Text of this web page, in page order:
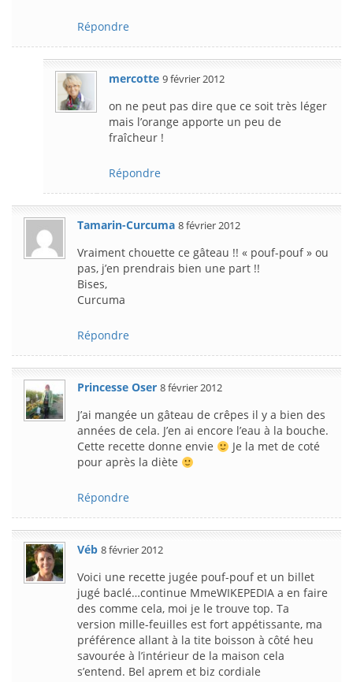
Répondre
mercotte 9 février 2012
on ne peut pas dire que ce soit très léger
mais l’orange apporte un peu de
fraîcheur !
Répondre
Tamarin-Curcuma 8 février 2012
Vraiment chouette ce gâteau !! « pouf-pouf » ou
pas, j’en prendrais bien une part !!
Bises,
Curcuma
Répondre
Princesse Oser 8 février 2012
J’ai mangée un gâteau de crêpes il y a bien des
années de cela. J’en ai encore l’eau à la bouche.
Cette recette donne envie
Je la met de coté
pour après la diète
Répondre
Véb 8 février 2012
Voici une recette jugée pouf-pouf et un billet
jugé baclé…continue MmeWIKEPEDIA a en faire
des comme cela, moi je le trouve top. Ta
version mille-feuilles est fort appétissante, ma
préférence allant à la tite boisson à côté heu
savourée à l’intérieur de la maison cela
s’entend. Bel aprem et biz cordiale